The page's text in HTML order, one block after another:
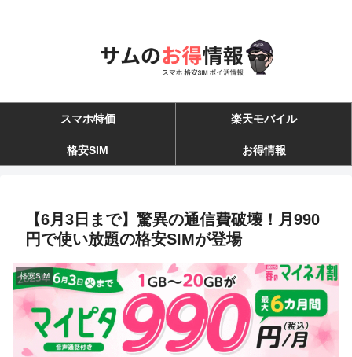
スマホ特価 楽天モバイル
格安SIM お得情報
【6月3日まで】驚異の通信費破壊！月990
円で使い放題の格安SIMが登場
格安SIM